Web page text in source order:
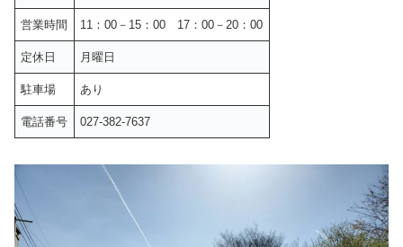
営業時間 11：00－15：00 17：00－20：00
定休日 月曜日
駐車場 あり
電話番号 027-382-7637